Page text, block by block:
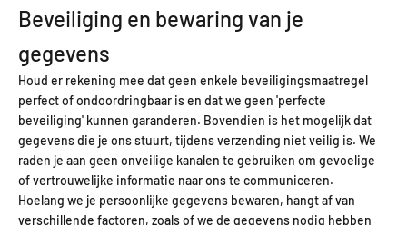
Beveiliging en bewaring van je
gegevens
Houd er rekening mee dat geen enkele beveiligingsmaatregel
perfect of ondoordringbaar is en dat we geen 'perfecte
beveiliging' kunnen garanderen. Bovendien is het mogelijk dat
gegevens die je ons stuurt, tijdens verzending niet veilig is. We
raden je aan geen onveilige kanalen te gebruiken om gevoelige
of vertrouwelijke informatie naar ons te communiceren.
Hoelang we je persoonlijke gegevens bewaren, hangt af van
verschillende factoren, zoals of we de gegevens nodig hebben